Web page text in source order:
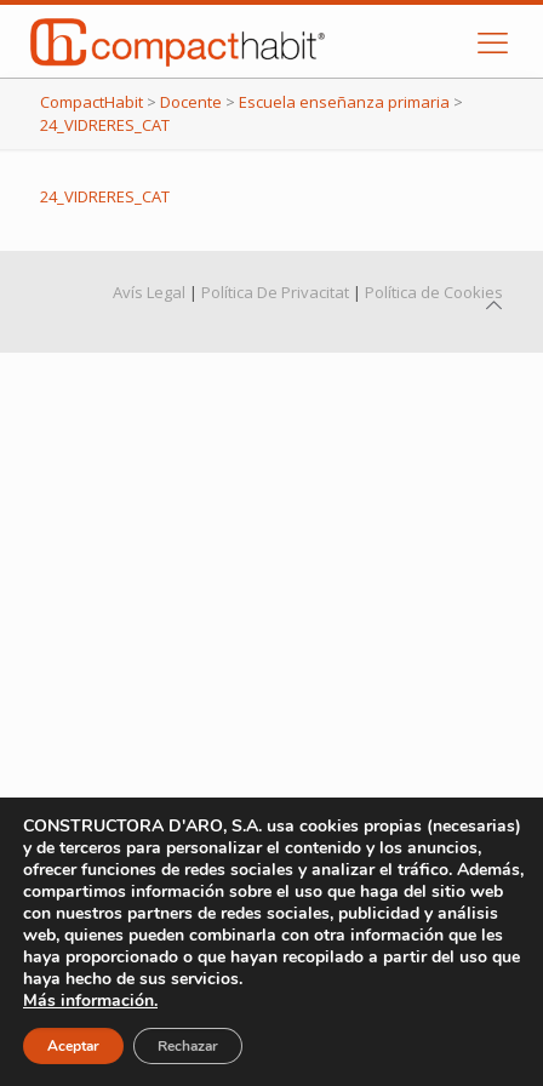
CompactHabit > Docente > Escuela enseñanza primaria >
24_VIDRERES_CAT
24_VIDRERES_CAT
Avís Legal | Política De Privacitat | Política de Cookies
CONSTRUCTORA D'ARO, S.A. usa cookies propias (necesarias)
y de terceros para personalizar el contenido y los anuncios,
ofrecer funciones de redes sociales y analizar el tráfico. Además,
compartimos información sobre el uso que haga del sitio web
con nuestros partners de redes sociales, publicidad y análisis
web, quienes pueden combinarla con otra información que les
haya proporcionado o que hayan recopilado a partir del uso que
haya hecho de sus servicios.
Más información.
Aceptar Rechazar